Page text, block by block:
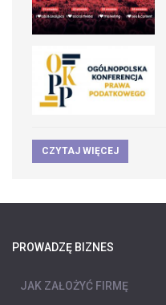
CZYTAJ WIĘCEJ
PROWADZĘ BIZNES
JAK ZAŁOŻYĆ FIRMĘ